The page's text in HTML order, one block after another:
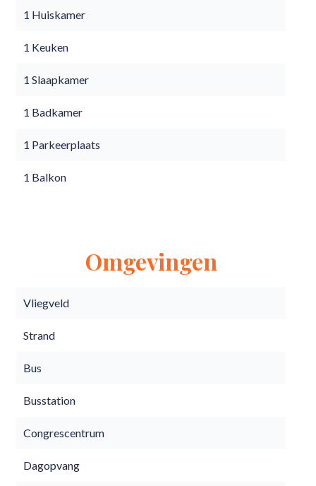
1 Huiskamer
1 Keuken
1 Slaapkamer
1 Badkamer
1 Parkeerplaats
1 Balkon
Omgevingen
Vliegveld
Strand
Bus
Busstation
Congrescentrum
Dagopvang